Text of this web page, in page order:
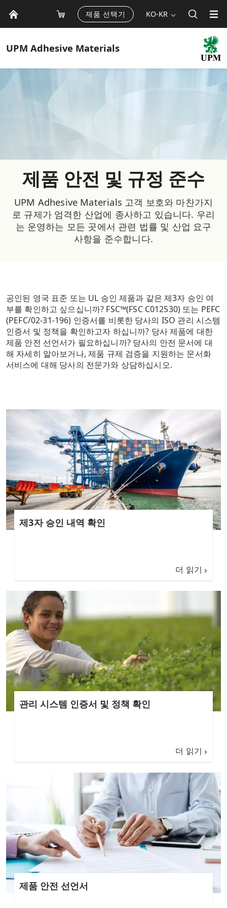
제품 선택기 KO-KR
UPM Adhesive Materials
제품 안전 및 규정 준수
UPM Adhesive Materials 고객 보호와 마찬가지
로 규제가 엄격한 산업에 종사하고 있습니다. 우리
는 운영하는 모든 곳에서 관련 법률 및 산업 요구
사항을 준수합니다.
공인된 영국 표준 또는 UL 승인 제품과 같은 제3자 승인 여
부를 확인하고 싶으십니까? FSC™(FSC C012530) 또는 PEFC
(PEFC/02-31-196) 인증서를 비롯한 당사의 ISO 관리 시스템
인증서 및 정책을 확인하고자 하십니까? 당사 제품에 대한
제품 안전 선언서가 필요하십니까? 당사의 안전 문서에 대
해 자세히 알아보거나, 제품 규제 검증을 지원하는 문서화
서비스에 대해 당사의 전문가와 상담하십시오.
제3자 승인 내역 확인
더 읽기
관리 시스템 인증서 및 정책 확인
더 읽기
제품 안전 선언서